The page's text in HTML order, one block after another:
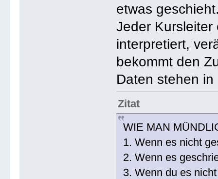
etwas
Jeder Kursleiter
interpretiert,
bekommt den
Daten stehen
Zitat
WIE MAN
1. Wenn es nicht
2. Wenn es
3. Wenn du es